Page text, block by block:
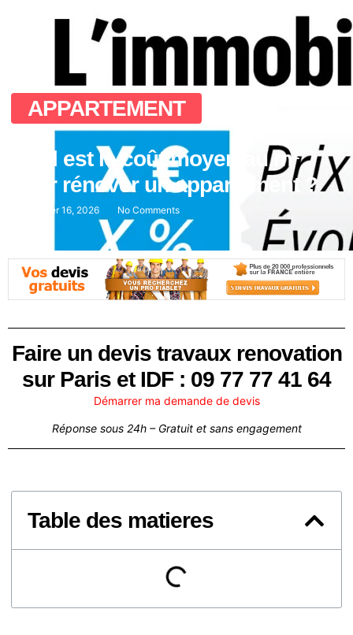
APPARTEMENT
Quel est le coût moyen au m²
pour rénover un appartement ?
janvier 16, 2026 No Comments
Faire un devis travaux renovation
sur Paris et IDF : 09 77 77 41 64
Démarrer ma demande de devis
Réponse sous 24h – Gratuit et sans engagement
Table des matieres